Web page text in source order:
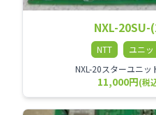
NXL-20SU-
NTT
ユニッ
NXL-20スターユニッ
11,000円(税